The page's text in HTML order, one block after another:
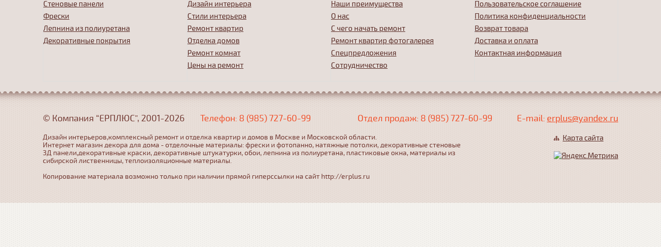
Стеновые панели
Фрески
Лепнина из полиуретана
Декоративные покрытия
Дизайн интерьера
Стили интерьера
Ремонт квартир
Отделка домов
Ремонт комнат
Цены на ремонт
Наши преимущества
О нас
С чего начать ремонт
Ремонт квартир фотогалерея
Спецпредложения
Сотрудничество
Пользовательское соглашение
Политика конфиденциальности
Возврат товара
Доставка и оплата
Контактная информация
© Компания “ЕРПЛЮС”, 2001-2026 Телефон: 8 (985) 727-60-99 Отдел продаж: 8 (985) 727-60-99 Е-mail: erplus@yandex.ru
Карта сайта
Дизайн интерьеров,комплексный ремонт и отделка квартир и домов в Москве и Московской области.
Интернет магазин декора для дома - отделочные материалы: фрески и фотопанно, натяжные потолки, декоративные стеновые
3Д панели,декоративные краски, декоративные штукатурки, обои, лепнина из полиуретана, пластиковые окна, материалы из
сибирской лиственницы, теплоизоляционные материалы.
Копирование материала возможно только при наличии прямой гиперссылки на сайт http://erplus.ru